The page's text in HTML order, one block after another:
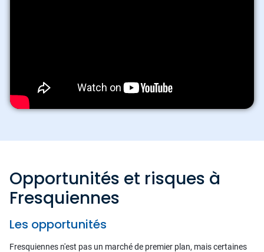
Opportunités et risques à
Fresquiennes
Les opportunités
Fresquiennes n'est pas un marché de premier plan, mais certaines